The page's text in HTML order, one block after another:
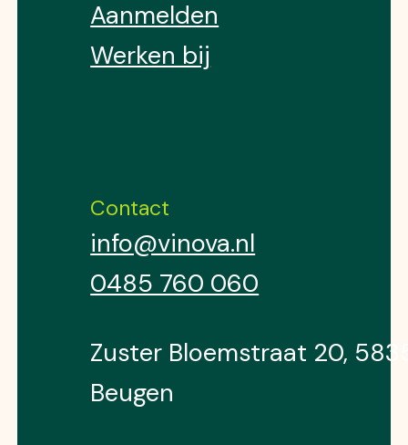
Aanmelden
Werken bij
Contact
info@vinova.nl
0485 760 060
Zuster Bloemstraat 20,
Beugen